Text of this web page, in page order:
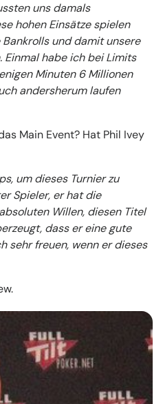
uns damals
hohen Einsätze spielen
und damit unsere
Einmal habe ich bei Limits
Minuten 6 Millionen
andersherum laufen
Main Event? Hat Phil Ivey
um dieses Turnier zu
Spieler, er hat die
Willen, diesen Titel
dass er eine gute
sehr freuen, wenn er dieses